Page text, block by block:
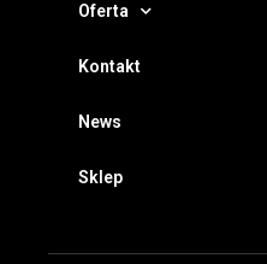
Oferta
Kontakt
News
Sklep